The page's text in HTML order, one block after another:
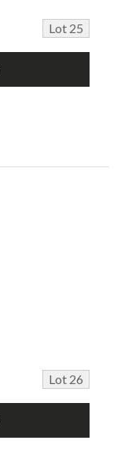
Lot 25
Lot 26